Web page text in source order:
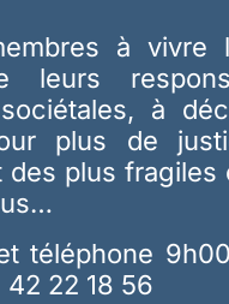
à vivre
leurs
à
plus de
plus fragiles
téléphone
22 18 56